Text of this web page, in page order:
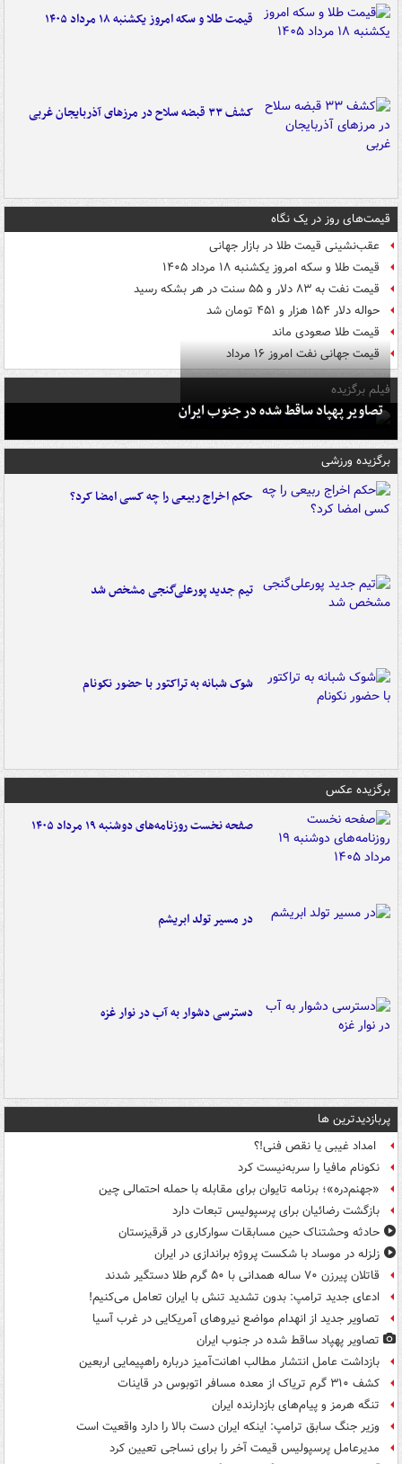
قیمت طلا و سکه امروز یکشنبه ۱۸ مرداد ۱۴۰۵
کشف ۳۳ قبضه سلاح در مرزهای آذربایجان غربی
قیمت‌های روز در یک نگاه
عقب‌نشینی قیمت طلا در بازار جهانی
قیمت طلا و سکه امروز یکشنبه ۱۸ مرداد ۱۴۰۵
قیمت نفت به ۸۳ دلار و ۵۵ سنت در هر بشکه رسید
حواله دلار ۱۵۴ هزار و ۴۵۱ تومان شد
قیمت طلا صعودی ماند
قیمت جهانی نفت امروز ۱۶ مرداد
فیلم برگزیده
تصاویر پهپاد ساقط شده در جنوب ایران
برگزیده ورزشی
حکم اخراج ربیعی را چه کسی امضا کرد؟
تیم جدید پورعلی‌گنجی مشخص شد
شوک شبانه به تراکتور با حضور نکونام
برگزیده عکس
صفحه نخست روزنامه‌های دوشنبه ۱۹ مرداد ۱۴۰۵
در مسیر تولد ابریشم
دسترسی دشوار به آب در نوار غزه
پربازدیدترین ها
امداد غیبی یا نقص فنی!؟
نکونام مافیا را سربه‌نیست کرد
«جهنم‌دره»؛ برنامه تایوان برای مقابله با حمله احتمالی چین
بازگشت رضائیان برای پرسپولیس تبعات دارد
حادثه وحشتناک حین مسابقات سوارکاری در قرقیزستان
زلزله در موساد با شکست پروژه براندازی در ایران
قاتلان پیرزن ۷۰ ساله همدانی با ۵۰ گرم طلا دستگیر شدند
ادعای جدید ترامپ: بدون تشدید تنش با ایران تعامل می‌کنیم!
تصاویر جدید از انهدام مواضع نیروهای آمریکایی در غرب آسیا
تصاویر پهپاد ساقط شده در جنوب ایران
بازداشت عامل انتشار مطالب اهانت‌آمیز درباره راهپیمایی اربعین
کشف ۳۱۰ گرم تریاک از معده مسافر اتوبوس در قاینات
تنگه هرمز و پیام‌های بازدارنده ایران
وزیر جنگ سابق ترامپ: اینکه ایران دست بالا را دارد واقعیت است
مدیرعامل پرسپولیس قیمت آخر را برای نساجی تعیین کرد